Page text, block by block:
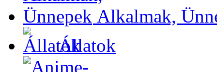
Alkalmak,
Állatok